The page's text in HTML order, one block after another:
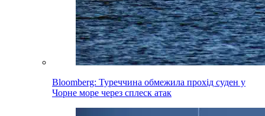
Bloomberg: Туреччина обмежила прохід суден у
Чорне море через сплеск атак